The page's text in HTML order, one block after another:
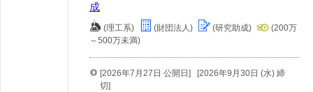
成
(理工系) (財団法人) (研究助成)
(200万
～500万未満)
[2026年7月27日 公開日]
[2026年9月30日 (水) 締
切]